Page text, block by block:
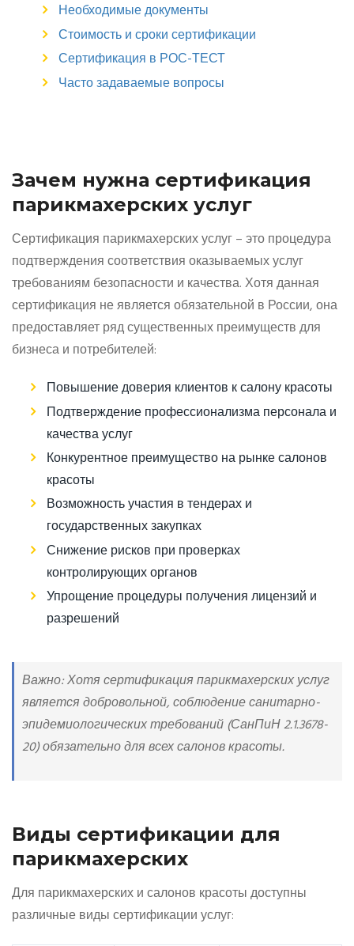
Необходимые документы
Стоимость и сроки сертификации
Сертификация в РОС-ТЕСТ
Часто задаваемые вопросы
Зачем нужна сертификация
парикмахерских услуг
Сертификация парикмахерских услуг – это процедура
подтверждения соответствия оказываемых услуг
требованиям безопасности и качества. Хотя данная
сертификация не является обязательной в России, она
предоставляет ряд существенных преимуществ для
бизнеса и потребителей:
Повышение доверия клиентов к салону красоты
Подтверждение профессионализма персонала и
качества услуг
Конкурентное преимущество на рынке салонов
красоты
Возможность участия в тендерах и
государственных закупках
Снижение рисков при проверках
контролирующих органов
Упрощение процедуры получения лицензий и
разрешений
Важно: Хотя сертификация парикмахерских услуг
является добровольной, соблюдение санитарно-
эпидемиологических требований (СанПиН 2.1.3678-
20) обязательно для всех салонов красоты.
Виды сертификации для
парикмахерских
Для парикмахерских и салонов красоты доступны
различные виды сертификации услуг: